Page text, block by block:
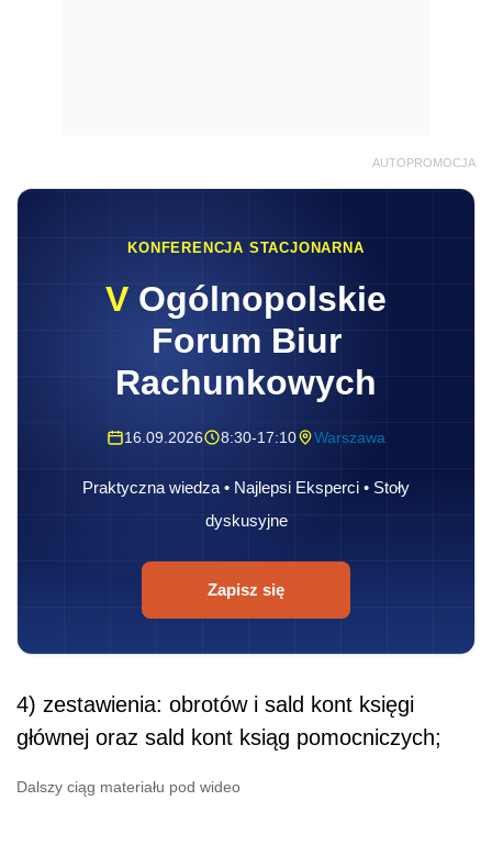
AUTOPROMOCJA
KONFERENCJA STACJONARNA
V Ogólnopolskie
Forum Biur
Rachunkowych
16.09.2026 8:30-17:10 Warszawa
Praktyczna wiedza • Najlepsi Eksperci • Stoły
dyskusyjne
Zapisz się
4) zestawienia: obrotów i sald kont księgi
głównej oraz sald kont ksiąg pomocniczych;
Dalszy ciąg materiału pod wideo